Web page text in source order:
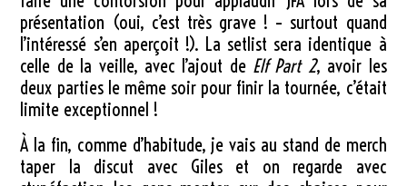
présentation (oui, c’est très grave ! – surtout quand
l’intéressé s’en aperçoit !). La setlist sera identique à
celle de la veille, avec l’ajout de Elf Part 2, avoir les
deux parties le même soir pour finir la tournée, c’était
limite exceptionnel !
À la fin, comme d’habitude, je vais au stand de merch
taper la discut avec Giles et on regarde avec